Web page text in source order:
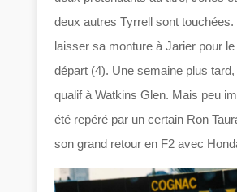
deux autres Tyrrell sont
laisser sa monture à Jarier pour
départ (4). Une semaine plus tard,
qualif à Watkins Glen. Mais peu
été repéré par un certain Ron
son grand retour en F2 avec